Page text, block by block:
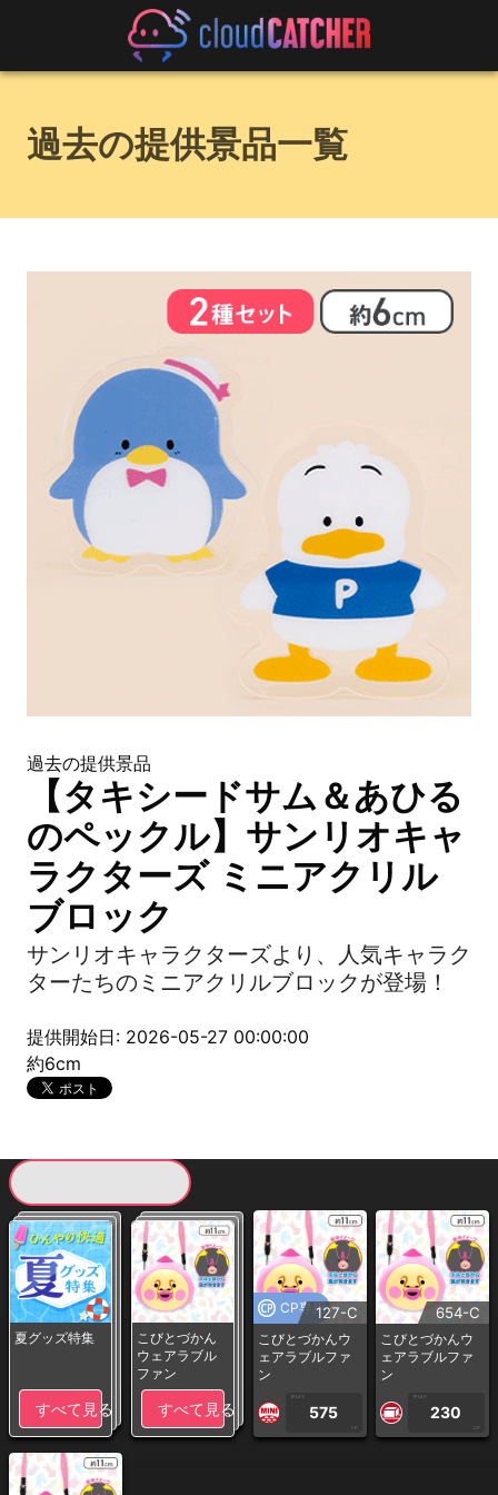
過去の提供景品一覧
過去の提供景品
【タキシードサム＆あひる
のペックル】サンリオキャ
ラクターズ ミニアクリル
ブロック
サンリオキャラクターズより、人気キャラク
ターたちのミニアクリルブロックが登場！
提供開始日: 2026-05-27 00:00:00
約6cm
夏グッズ特集
すべて見る
こびとづかん
ウェアラブル
ファン
すべて見る
CP専用127-C
こびとづかんウ
ェアラブルファ
ン
1PLAY
575
CP
654-C
こびとづかんウ
ェアラブルファ
ン
1PLAY
230
CP